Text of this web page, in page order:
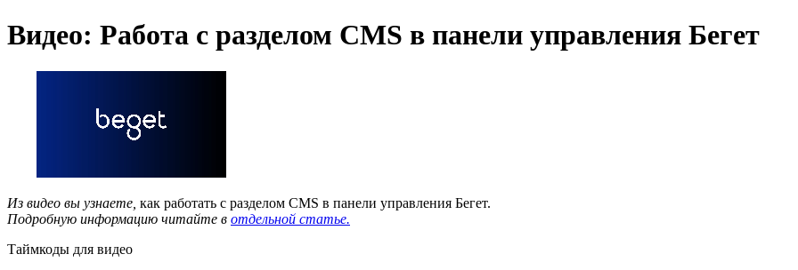
Видео: Работа с разделом CMS в панели управления Бегет
Из видео вы узнаете, как работать с разделом CMS в панели управления Бегет.
Подробную информацию читайте в отдельной статье.
Таймкоды для видео